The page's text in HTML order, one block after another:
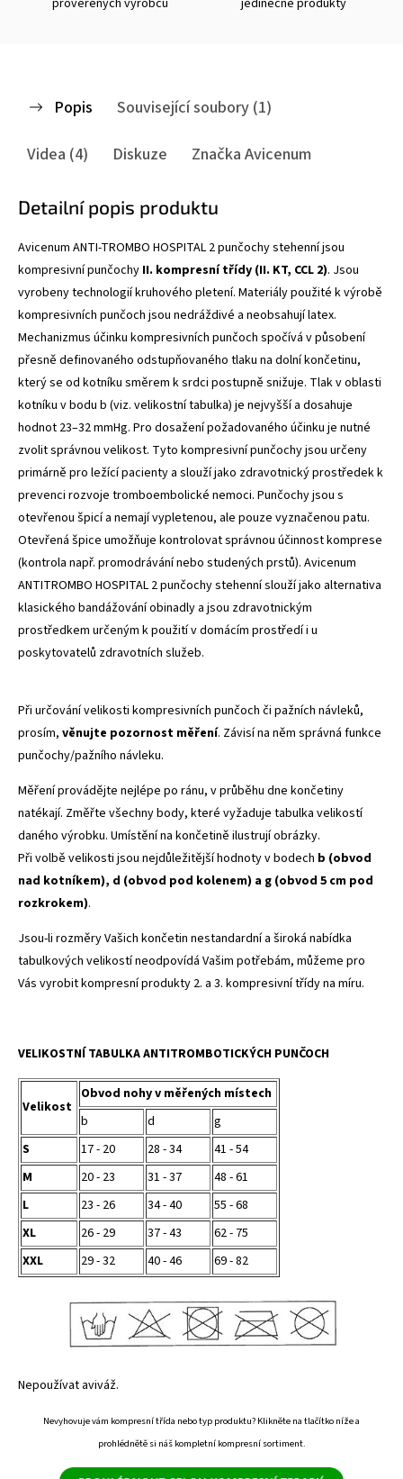
Popis
Související soubory (1)
Videa (4)
Diskuze ZnačkaAvicenum
Detailní popis produktu
Avicenum ANTI-TROMBO HOSPITAL 2 punčochy stehenní jsou
kompresivní punčochy II. kompresní třídy (II. KT, CCL 2). Jsou
vyrobeny technologií kruhového pletení. Materiály použité k výrobě
kompresivních punčoch jsou nedráždivé a neobsahují latex.
Mechanizmus účinku kompresivních punčoch spočívá v působení
přesně definovaného odstupňovaného tlaku na dolní končetinu,
který se od kotníku směrem k srdci postupně snižuje. Tlak v oblasti
kotníku v bodu b (viz. velikostní tabulka) je nejvyšší a dosahuje
hodnot 23–32 mmHg. Pro dosažení požadovaného účinku je nutné
zvolit správnou velikost. Tyto kompresivní punčochy jsou určeny
primárně pro ležící pacienty a slouží jako zdravotnický prostředek k
prevenci rozvoje tromboembolické nemoci. Punčochy jsou s
otevřenou špicí a nemají vypletenou, ale pouze vyznačenou patu.
Otevřená špice umožňuje kontrolovat správnou účinnost komprese
(kontrola např. promodrávání nebo studených prstů). Avicenum
ANTITROMBO HOSPITAL 2 punčochy stehenní slouží jako alternativa
klasického bandážování obinadly a jsou zdravotnickým
prostředkem určeným k použití v domácím prostředí i u
poskytovatelů zdravotních služeb.
Při určování velikosti kompresivních punčoch či pažních návleků,
prosím, věnujte pozornost měření. Závisí na něm správná funkce
punčochy/pažního návleku.
Měření provádějte nejlépe po ránu, v průběhu dne končetiny
natékají. Změřte všechny body, které vyžaduje tabulka velikostí
daného výrobku. Umístění na končetině ilustrují obrázky.
Při volbě velikosti jsou nejdůležitější hodnoty v bodech b (obvod
nad kotníkem), d (obvod pod kolenem) a g (obvod 5 cm pod
rozkrokem).
Jsou-li rozměry Vašich končetin nestandardní a široká nabídka
tabulkových velikostí neodpovídá Vašim potřebám, můžeme pro
Vás vyrobit kompresní produkty 2. a 3. kompresivní třídy na míru.
VELIKOSTNÍ TABULKA ANTITROMBOTICKÝCH PUNČOCH
Velikost
Obvod nohy v měřených místech
b
d
g
S
17 - 20 28 - 34
41 - 54
M
20 - 23 31 - 37
48 - 61
L
23 - 26 34 - 40
55 - 68
XL
26 - 29 37 - 43
62 - 75
XXL
29 - 32 40 - 46 69 - 82
Nepoužívat aviváž.
Nevyhovuje vám kompresní třída nebo typ produktu? Klikněte na tlačítko níže a
prohlédnětě si náš kompletní kompresní sortiment.